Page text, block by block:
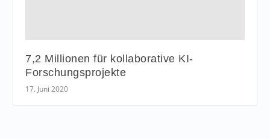
7,2 Millionen für kollaborative KI-
Forschungsprojekte
17. Juni 2020